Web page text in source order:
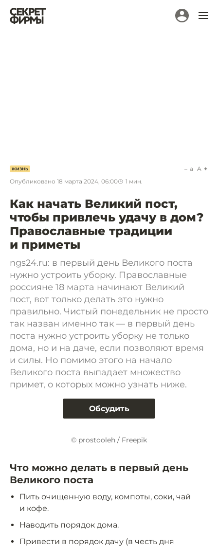
ЖИЗНЬ
Опубликовано 18 марта 2024, 06:00 1 мин.
a A
Как начать Великий пост,
чтобы привлечь удачу в дом?
Православные традиции
и приметы
ngs24.ru: в первый день Великого поста
нужно устроить уборку. Православные
россияне 18 марта начинают Великий
пост, вот только делать это нужно
правильно. Чистый понедельник не просто
так назван именно так — в первый день
поста нужно устроить уборку не только
дома, но и на даче, если позволяют время
и силы. Но помимо этого на начало
Великого поста выпадает множество
примет, о которых можно узнать ниже.
Обсудить
© prostooleh / Freepik
Что можно делать в первый день
Великого поста
Пить очищенную воду, компоты, соки, чай
и кофе.
Наводить порядок дома.
Привести в порядок дачу (в честь дня